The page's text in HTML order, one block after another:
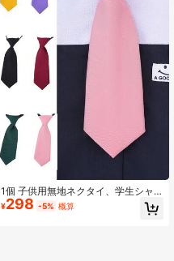
1個 子供用無地ネクタイ、学生シャ
ツタイ、スクールユニフォームアク
セサリー、入学準備必需品、男女兼
¥298 -5% 概算